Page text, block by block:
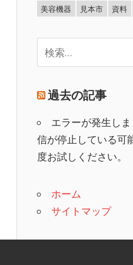
美容機器 見本市 資料
索:
過去の記事
エラーが発生し
信が停止している可
度お試しください。
ホーム
サイトマップ